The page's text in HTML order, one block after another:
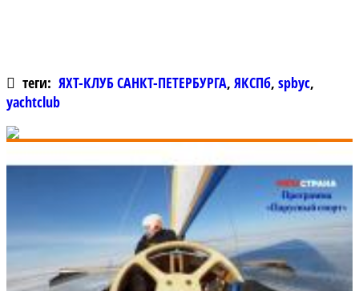
теги: ЯХТ-КЛУБ САНКТ-ПЕТЕРБУРГА, ЯКСПб, spbyc,
yachtclub